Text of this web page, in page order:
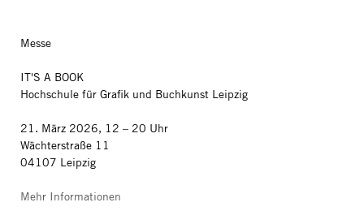
Messe
IT'S A BOOK
Hochschule für Grafik und Buchkunst Leipzig
21. März 2026, 12 – 20 Uhr
Wächterstraße 11
04107 Leipzig
Mehr Informationen